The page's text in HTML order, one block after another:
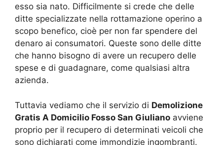
esso sia nato. Difficilmente si crede che delle
ditte specializzate nella rottamazione operino a
scopo benefico, cioè per non far spendere del
denaro ai consumatori. Queste sono delle ditte
che hanno bisogno di avere un recupero delle
spese e di guadagnare, come qualsiasi altra
azienda.
Tuttavia vediamo che il servizio di Demolizione
Gratis A Domicilio Fosso San Giuliano avviene
proprio per il recupero di determinati veicoli che
sono dichiarati come immondizie ingombranti.